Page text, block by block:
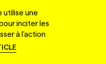
utilise une
inciter les
à l'action